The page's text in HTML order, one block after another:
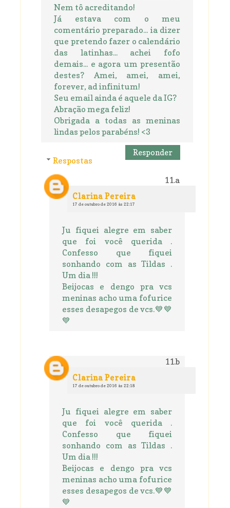
Nem tô acreditando!
Já estava com o meu
comentário preparado... ia dizer
que pretendo fazer o calendário
das latinhas... achei fofo
demais... e agora um presentão
destes? Amei, amei, amei,
forever, ad infinitum!
Seu email ainda é aquele da IG?
Abração mega feliz!
Obrigada a todas as meninas
lindas pelos parabéns! <3
Responder
Respostas
Clarina Pereira
17 de outubro de 2016 às 22:17
Ju fiquei alegre em saber
que foi você querida .
Confesso que fiquei
sonhando com as Tildas .
Um dia !!!
Beijocas e dengo pra vcs
meninas acho uma fofurice
esses desapegos de vcs.💙💙
💙
Clarina Pereira
17 de outubro de 2016 às 22:18
Ju fiquei alegre em saber
que foi você querida .
Confesso que fiquei
sonhando com as Tildas .
Um dia !!!
Beijocas e dengo pra vcs
meninas acho uma fofurice
esses desapegos de vcs.💙💙
💙